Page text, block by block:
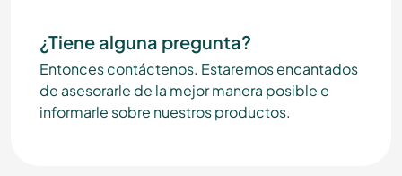
¿Tiene alguna pregunta?
Entonces contáctenos. Estaremos encantados
de asesorarle de la mejor manera posible e
informarle sobre nuestros productos.